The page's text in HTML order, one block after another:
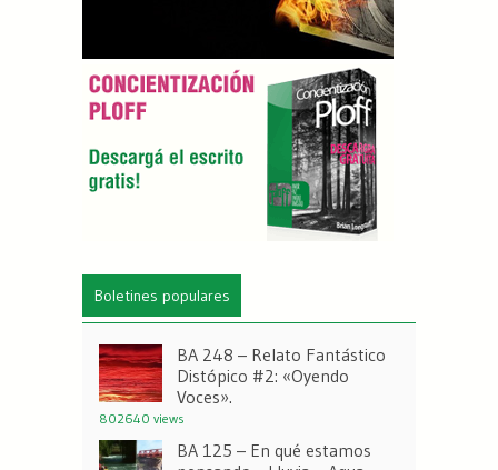
Boletines populares
BA 248 – Relato Fantástico
Distópico #2: «Oyendo
Voces».
802640 views
BA 125 – En qué estamos